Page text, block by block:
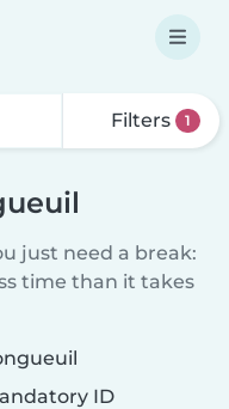
Filters 1
just need a break:
time than it takes
ID